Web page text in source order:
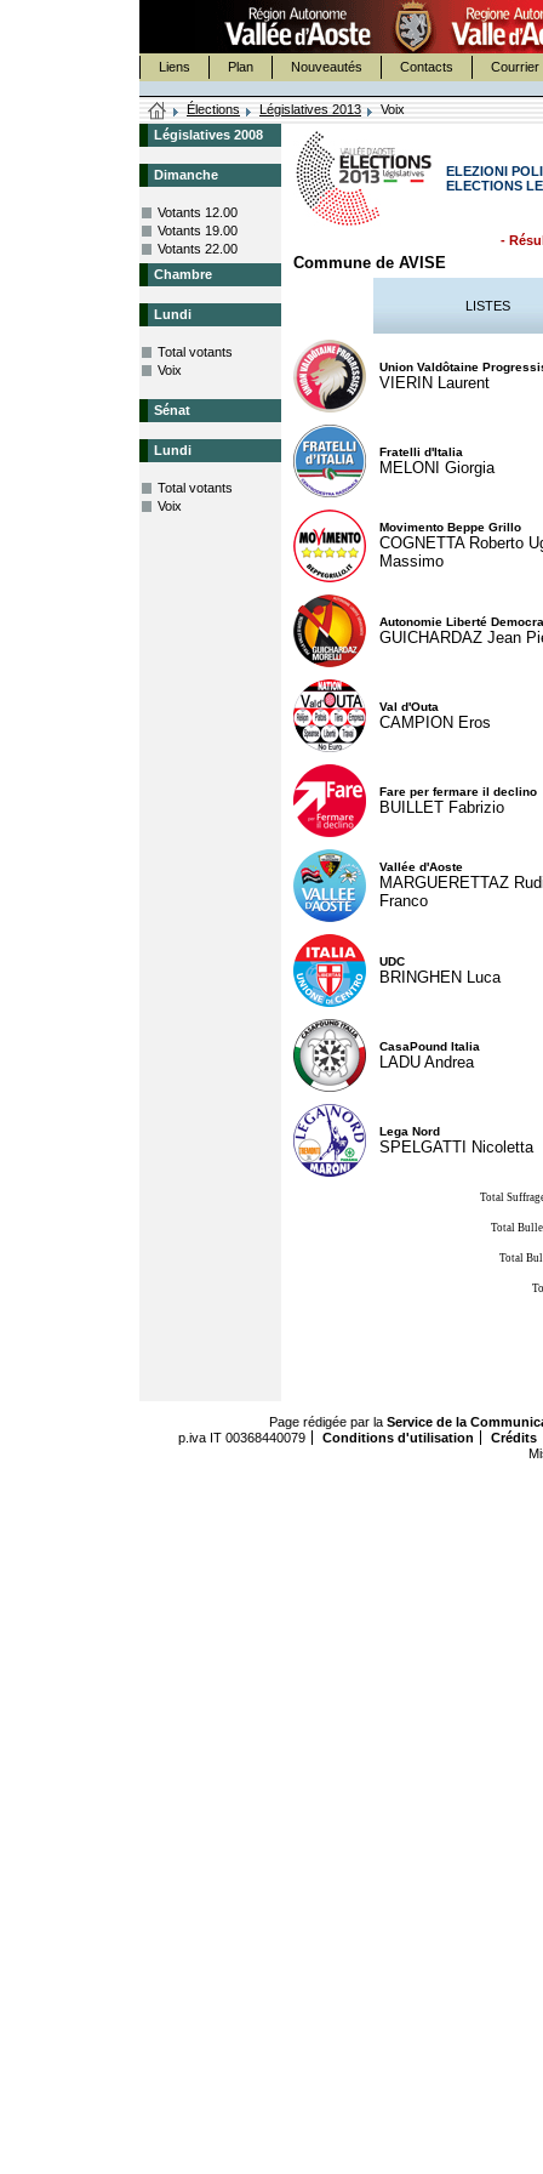
Liens Plan Nouveautés Contacts Courrier
Élections Législatives 2013
Voix
Législatives 2008
Dimanche
Votants 12.00
Votants 19.00
Votants 22.00
Chambre
Lundi
Total votants
Voix
Sénat
Lundi
Total votants
Voix
ELEZIONI
ELECTIONS
-
Commune de AVISE
LISTES
Union Valdôtaine
VIERIN Laurent
Fratelli d'Italia
MELONI Giorgia
Movimento Beppe Grillo
COGNETTA Roberto
Massimo
Autonomie Liberté
GUICHARDAZ Jean
Val d'Outa
CAMPION Eros
Fare per fermare il declino
BUILLET Fabrizio
Vallée d'Aoste
MARGUERETTAZ
Franco
UDC
BRINGHEN Luca
CasaPound Italia
LADU Andrea
Lega Nord
SPELGATTI Nicoletta
Total
Total
Total
Page rédigée par la Service de la
p.iva IT 00368440079
Conditions d'utilisation
Crédits